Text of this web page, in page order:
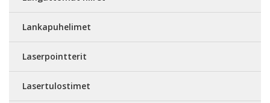
Lankapuhelimet
Laserpointterit
Lasertulostimet